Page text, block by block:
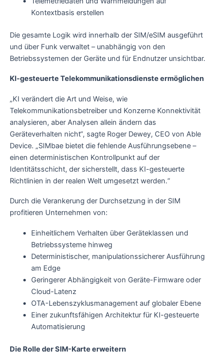
Kontextbasis erstellen
Die gesamte Logik wird innerhalb der SIM/eSIM ausgeführt
und über Funk verwaltet – unabhängig von den
Betriebssystemen der Geräte und für Endnutzer unsichtbar.
KI-gesteuerte Telekommunikationsdienste ermöglichen
„KI verändert die Art und Weise, wie
Telekommunikationsbetreiber und Konzerne Konnektivität
analysieren, aber Analysen allein ändern das
Geräteverhalten nicht“, sagte Roger Dewey, CEO von Able
Device. „SIMbae bietet die fehlende Ausführungsebene –
einen deterministischen Kontrollpunkt auf der
Identitätsschicht, der sicherstellt, dass KI-gesteuerte
Richtlinien in der realen Welt umgesetzt werden.“
Durch die Verankerung der Durchsetzung in der SIM
profitieren Unternehmen von:
Einheitlichem Verhalten über Geräteklassen und
Betriebssysteme hinweg
Deterministischer, manipulationssicherer Ausführung
am Edge
Geringerer Abhängigkeit von Geräte-Firmware oder
Cloud-Latenz
OTA-Lebenszyklusmanagement auf globaler Ebene
Einer zukunftsfähigen Architektur für KI-gesteuerte
Automatisierung
Die Rolle der SIM-Karte erweitern